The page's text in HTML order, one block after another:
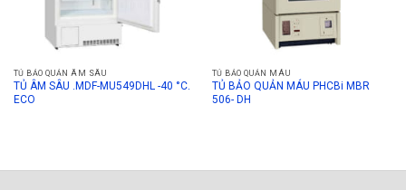
TỦ BẢO QUẢN ÂM SÂU
TỦ ÂM SÂU .MDF-MU549DHL -40 °C.
ECO
TỦ BẢO QUẢN MÁU
TỦ BẢO QUẢN MÁU PHCBi MBR
506- DH